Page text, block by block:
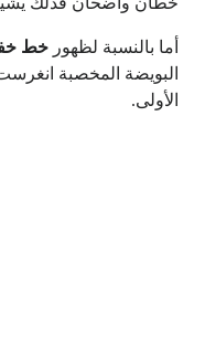
أما بالنسبة لظهور خط
البويضة المخصبة
الأولى.